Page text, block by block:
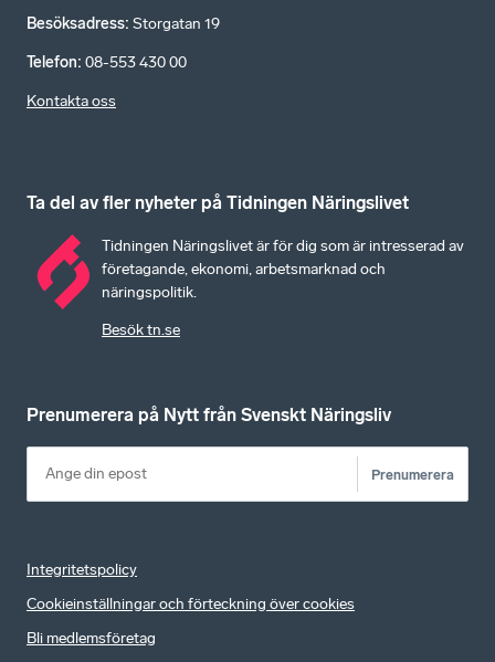
Besöksadress: Storgatan 19
Telefon: 08-553 430 00
Kontakta oss
Ta del av fler nyheter på Tidningen Näringslivet
Tidningen Näringslivet är för dig som är intresserad av
företagande, ekonomi, arbetsmarknad och
näringspolitik.
Besök tn.se
Prenumerera på Nytt från Svenskt Näringsliv
Prenumerera
Integritetspolicy
Cookieinställningar och förteckning över cookies
Bli medlemsföretag